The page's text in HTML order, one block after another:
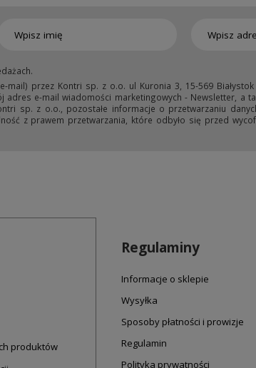
przez Kontri sp. z o.o. ul Kuronia 3, 15-569
e-mail wiadomości marketingowych - Newsletter, a
sp. z o.o., pozostałe informacje o przetwarzaniu
z prawem przetwarzania, które odbyło się przed
produktów
Regulaminy
Informacje o sklepie
Wysyłka
Sposoby płatności i prowizje
Regulamin
Polityka prywatności